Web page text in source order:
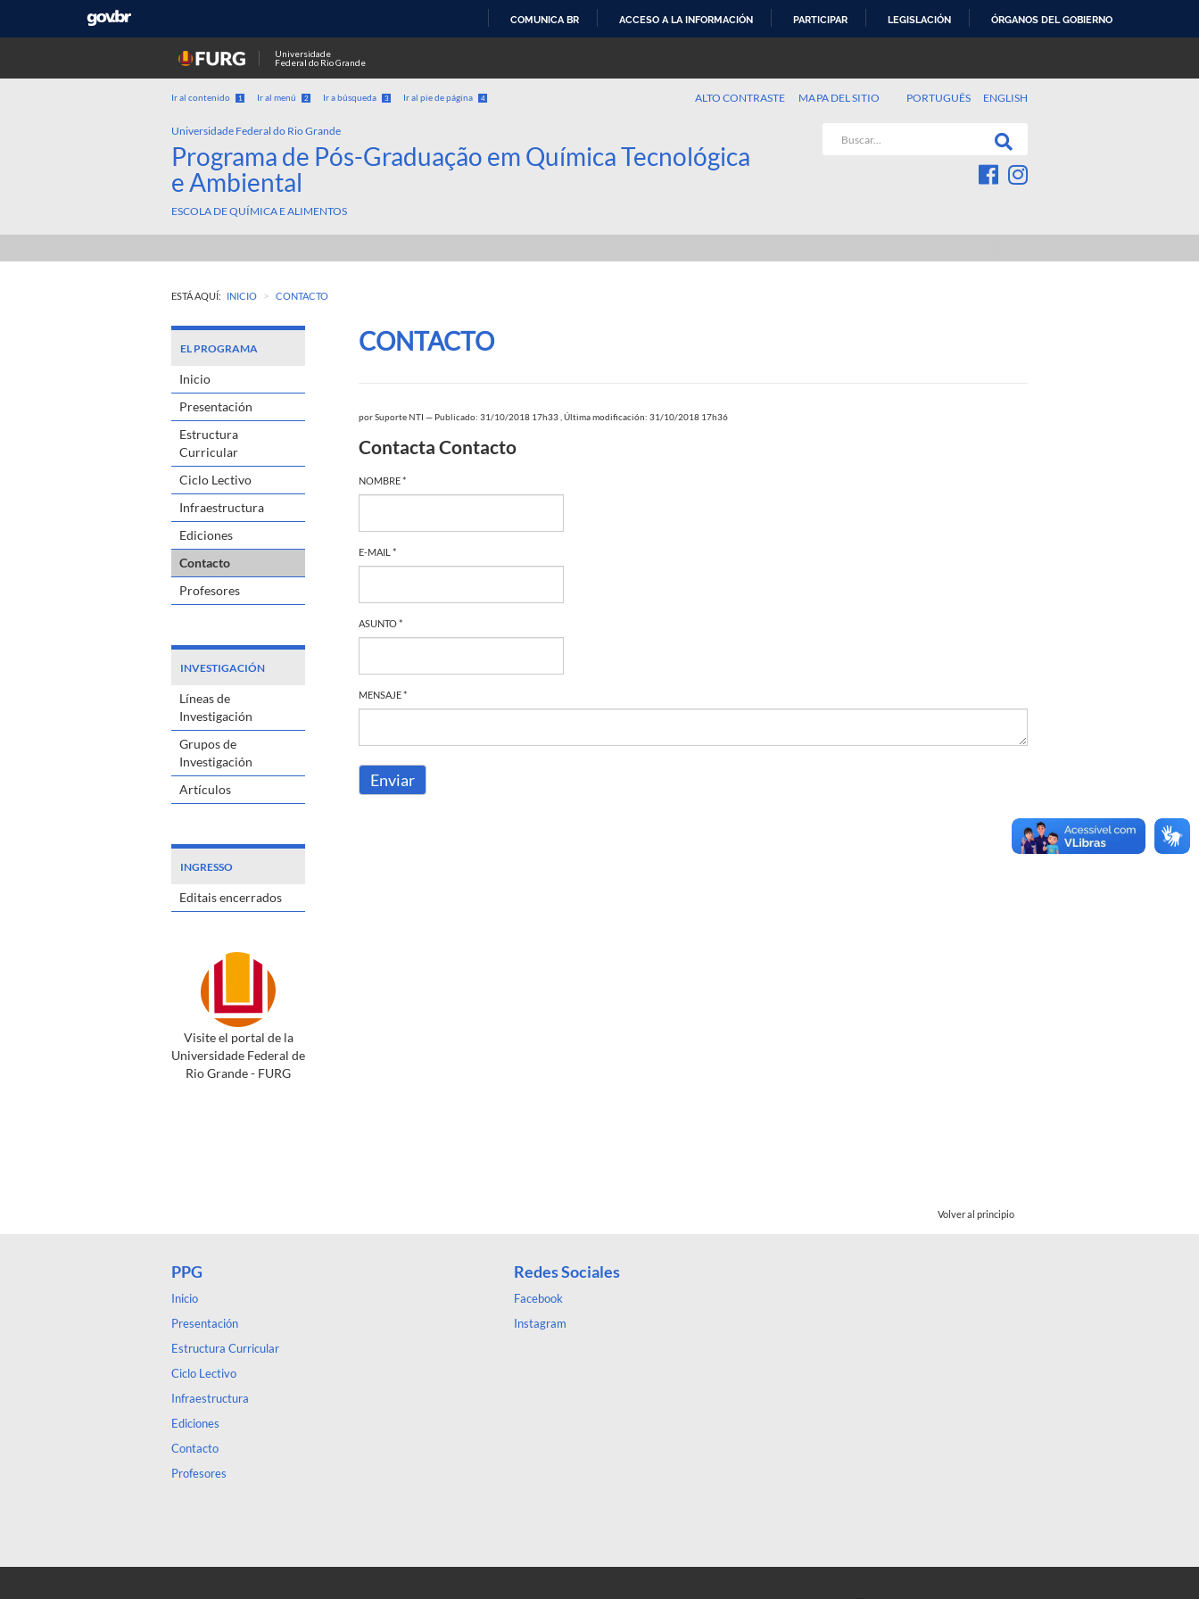
COMUNICA BR ACCESO A LA INFORMACIÓN PARTICIPAR LEGISLACIÓN ÓRGANOS DEL GOBIERNO
Universidade
Federal do Rio Grande
Ir al contenido 1 Ir al menú 2 Ir a búsqueda 3 Ir al pie de página 4 PORTUGUÊS ENGLISH
ALTO CONTRASTE MAPA DEL SITIO
Universidade Federal do Rio Grande
Programa de Pós-Graduação em Química Tecnológica
e Ambiental
ESCOLA DE QUÍMICA E ALIMENTOS
ESTÁ AQUÍ: INICIO > CONTACTO
EL PROGRAMA
Inicio
Presentación
Estructura
Curricular
Ciclo Lectivo
Infraestructura
Ediciones
Contacto
Profesores
INVESTIGACIÓN
Líneas de
Investigación
Grupos de
Investigación
Artículos
INGRESSO
Editais encerrados
Visite el portal de la
Universidade Federal de
Rio Grande - FURG
CONTACTO
porSuporte NTI — Publicado: 31/10/2018 17h33 Última modificación: 31/10/2018 17h36
Contacta Contacto
NOMBRE *
E-MAIL *
ASUNTO *
MENSAJE *
Enviar
Volver al principio
PPG
Inicio
Presentación
Estructura Curricular
Ciclo Lectivo
Infraestructura
Ediciones
Contacto
Profesores
Redes Sociales
Facebook
Instagram